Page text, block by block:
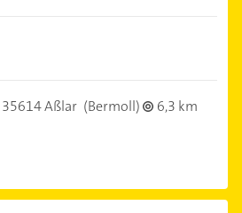
35614 Aßlar (Bermoll)
6,3 km